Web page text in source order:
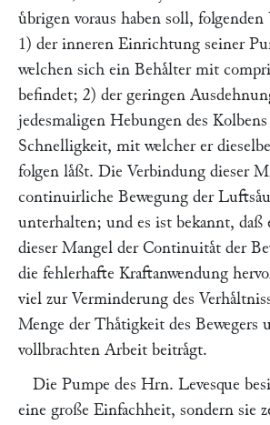
uͤbrigen voraus haben soll,
1) der inneren Einrichtung seiner
welchen sich ein Behaͤlter mit
befindet; 2) der geringen
jedesmaligen Hebungen des
Schnelligkeit, mit welcher er
folgen laͤßt. Die Verbindung dieser
continuirliche Bewegung der
unterhalten; und es ist bekannt, daß
dieser Mangel der Continuitaͤt der
die fehlerhafte Kraftanwendung
viel zur Verminderung des
Menge der Thaͤtigkeit des Bewegers
vollbrachten Arbeit beitraͤgt.
Die Pumpe des Hrn. Levesque
eine große Einfachheit, sondern sie